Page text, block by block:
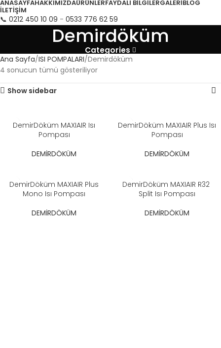
ANASAYFAHAKKIMIZDAÜRÜNLERFAYDALI BILGILERGALERIBLOG
İLETIŞIM
📞 0212 450 10 09 - 0533 776 62 59
Demirdöküm
Categories
Ana Sayfa ISI POMPALARI Demirdöküm
4 sonucun tümü gösteriliyor
Show sidebar
DemirDöküm MAXIAIR Isı
Pompası​
DEMİRDÖKÜM
DemirDöküm MAXIAIR Plus Isı
Pompası​
DEMİRDÖKÜM
DemirDöküm MAXIAIR Plus
Mono Isı Pompası​
DEMİRDÖKÜM
DemirDöküm MAXIAIR R32 ​
Split Isı Pompası​
DEMİRDÖKÜM